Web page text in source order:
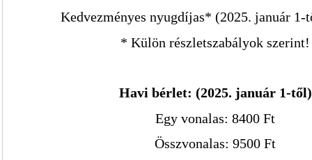
Kedvezményes nyugdíjas* (2025. január 1-
* Külön részletszabályok szerint!
Havi bérlet: (2025. január 1-től)
Egy vonalas: 8400 Ft
Összvonalas: 9500 Ft